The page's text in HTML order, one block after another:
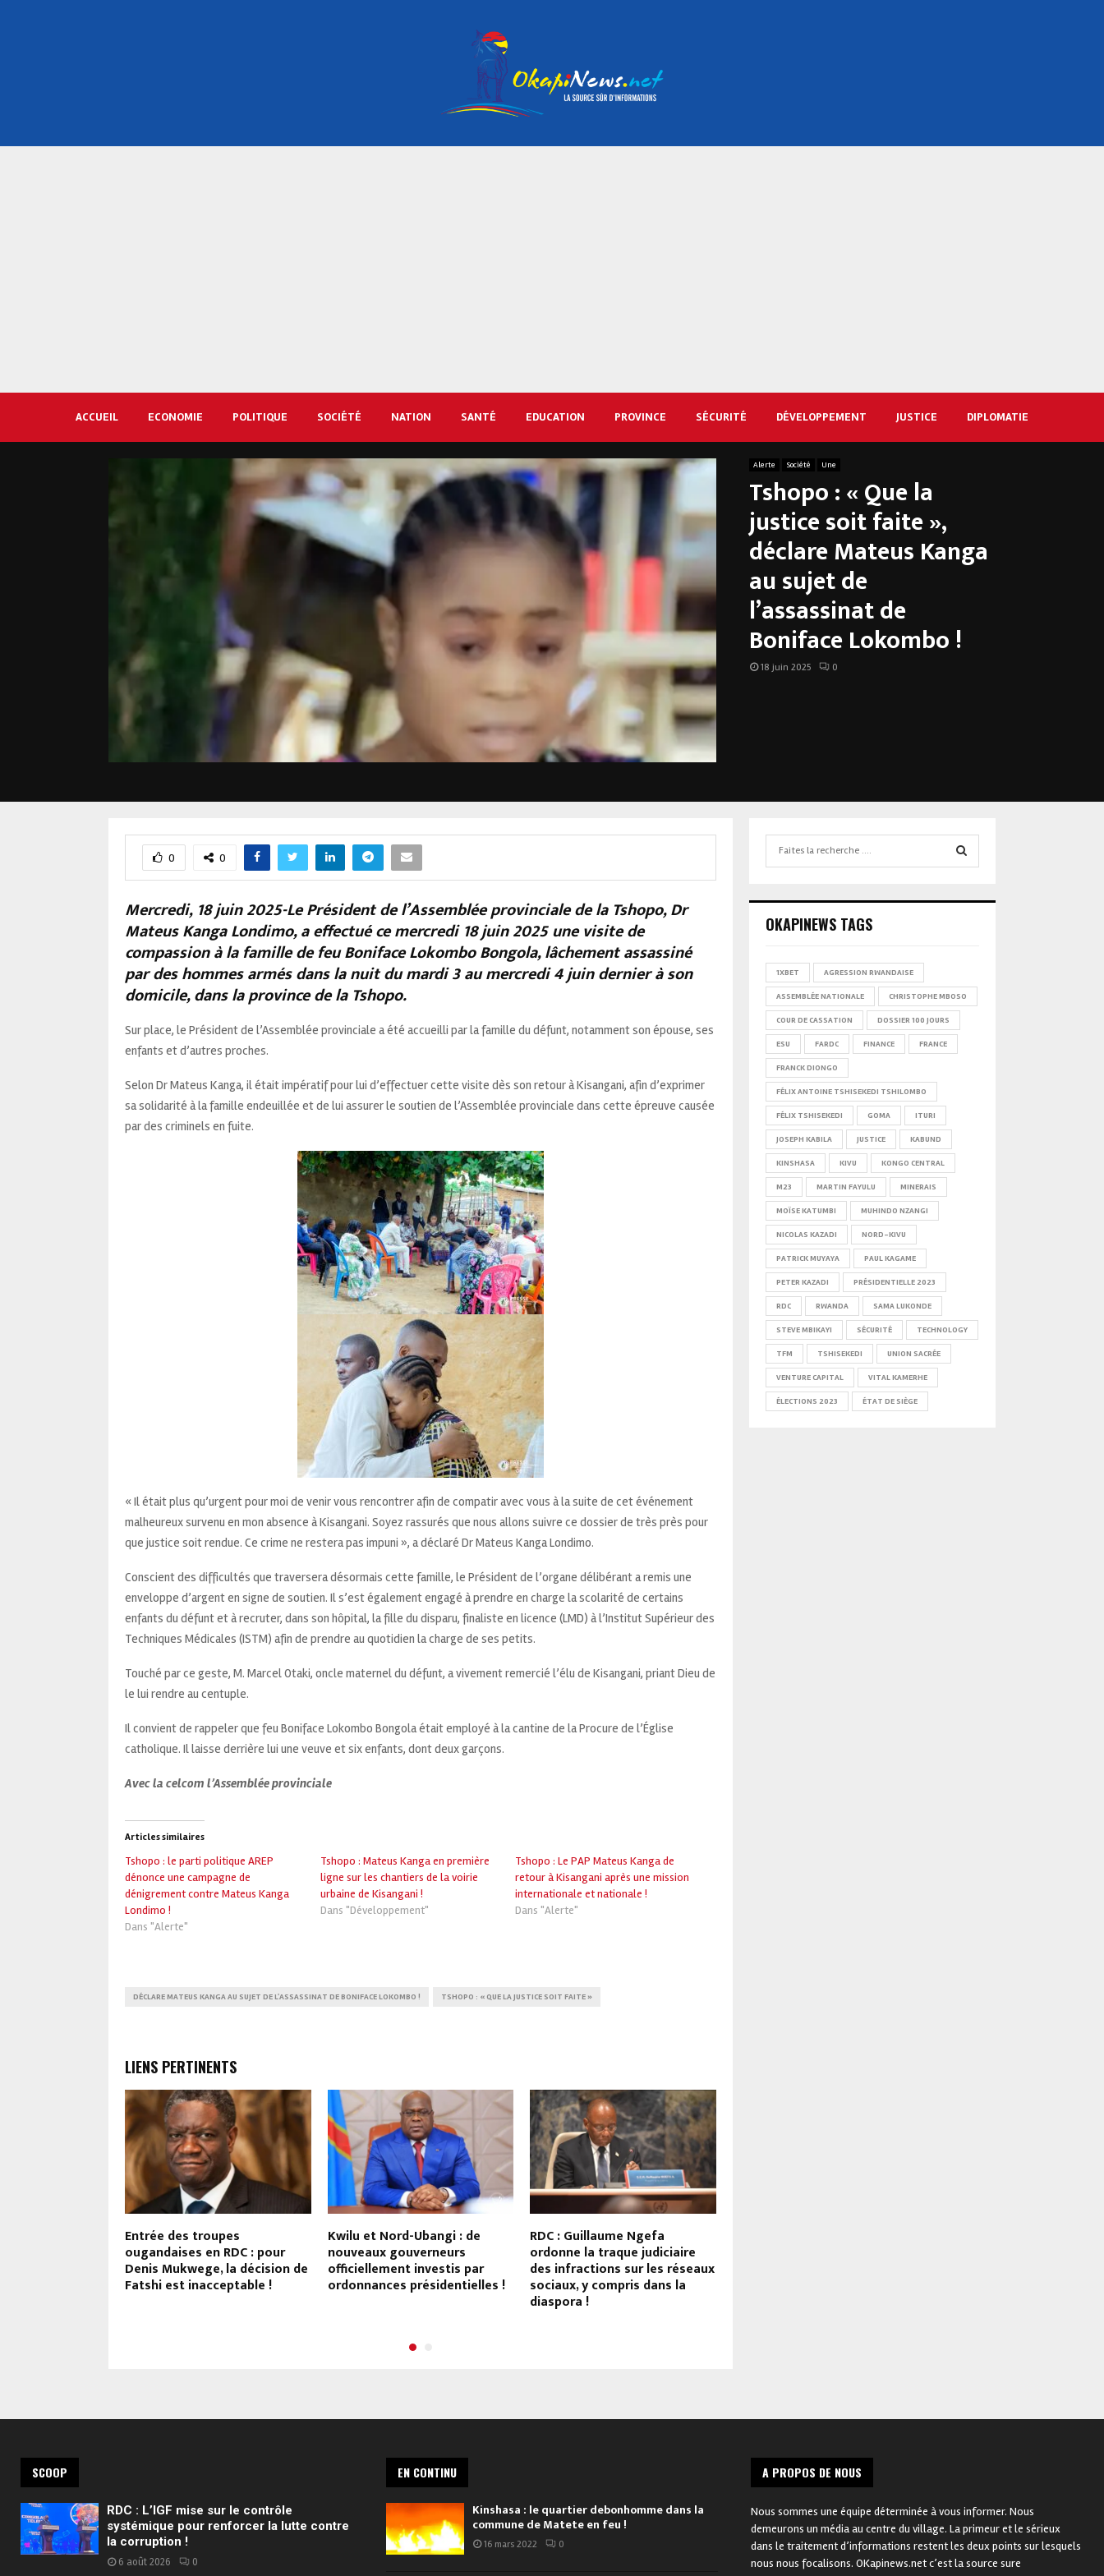
ACCUEIL ECONOMIE POLITIQUE SOCIÉTÉ NATION SANTÉ EDUCATION PROVINCE SÉCURITÉ DÉVELOPPEMENT JUSTICE DIPLOMATIE
Alerte Société Une
Tshopo : « Que la
justice soit faite »,
déclare Mateus Kanga
au sujet de
l’assassinat de
Boniface Lokombo !
18 juin 2025 0
0 0
Mercredi, 18 juin 2025-Le Président de l’Assemblée provinciale de la Tshopo, Dr
Mateus Kanga Londimo, a effectué ce mercredi 18 juin 2025 une visite de
compassion à la famille de feu Boniface Lokombo Bongola, lâchement assassiné
par des hommes armés dans la nuit du mardi 3 au mercredi 4 juin dernier à son
domicile, dans la province de la Tshopo.
Sur place, le Président de l’Assemblée provinciale a été accueilli par la famille du défunt, notamment son épouse, ses
enfants et d’autres proches.
Selon Dr Mateus Kanga, il était impératif pour lui d’effectuer cette visite dès son retour à Kisangani, afin d’exprimer
sa solidarité à la famille endeuillée et de lui assurer le soutien de l’Assemblée provinciale dans cette épreuve causée
par des criminels en fuite.
« Il était plus qu’urgent pour moi de venir vous rencontrer afin de compatir avec vous à la suite de cet événement
malheureux survenu en mon absence à Kisangani. Soyez rassurés que nous allons suivre ce dossier de très près pour
que justice soit rendue. Ce crime ne restera pas impuni », a déclaré Dr Mateus Kanga Londimo.
Conscient des difficultés que traversera désormais cette famille, le Président de l’organe délibérant a remis une
enveloppe d’argent en signe de soutien. Il s’est également engagé à prendre en charge la scolarité de certains
enfants du défunt et à recruter, dans son hôpital, la fille du disparu, finaliste en licence (LMD) à l’Institut Supérieur des
Techniques Médicales (ISTM) afin de prendre au quotidien la charge de ses petits.
Touché par ce geste, M. Marcel Otaki, oncle maternel du défunt, a vivement remercié l’élu de Kisangani, priant Dieu de
le lui rendre au centuple.
Il convient de rappeler que feu Boniface Lokombo Bongola était employé à la cantine de la Procure de l’Église
catholique. Il laisse derrière lui une veuve et six enfants, dont deux garçons.
Avec la celcom l’Assemblée provinciale
Articles similaires
Tshopo : le parti politique AREP
dénonce une campagne de
dénigrement contre Mateus Kanga
Londimo !
Dans "Alerte"
Tshopo : Mateus Kanga en première
ligne sur les chantiers de la voirie
urbaine de Kisangani !
Dans "Développement"
Tshopo : Le PAP Mateus Kanga de
retour à Kisangani après une mission
internationale et nationale !
Dans "Alerte"
DÉCLARE MATEUS KANGA AU SUJET DE L'ASSASSINAT DE BONIFACE LOKOMBO ! TSHOPO : « QUE LA JUSTICE SOIT FAITE »
LIENS PERTINENTS
Entrée des troupes
ougandaises en RDC : pour
Denis Mukwege, la décision de
Fatshi est inacceptable !
Kwilu et Nord-Ubangi : de
nouveaux gouverneurs
officiellement investis par
ordonnances présidentielles !
RDC : Guillaume Ngefa
ordonne la traque judiciaire
des infractions sur les réseaux
sociaux, y compris dans la
diaspora !
OKAPINEWS TAGS
1XBET AGRESSION RWANDAISE
ASSEMBLÉE NATIONALE CHRISTOPHE MBOSO
COUR DE CASSATION DOSSIER 100 JOURS
ESU FARDC FINANCE FRANCE
FRANCK DIONGO
FÉLIX ANTOINE TSHISEKEDI TSHILOMBO
FÉLIX TSHISEKEDI GOMA ITURI
JOSEPH KABILA JUSTICE KABUND
KINSHASA KIVU KONGO CENTRAL
M23 MARTIN FAYULU MINERAIS
MOÏSE KATUMBI MUHINDO NZANGI
NICOLAS KAZADI NORD-KIVU
PATRICK MUYAYA PAUL KAGAME
PETER KAZADI PRÉSIDENTIELLE 2023
RDC RWANDA SAMA LUKONDE
STEVE MBIKAYI SÉCURITÉ TECHNOLOGY
TFM TSHISEKEDI UNION SACRÉE
VENTURE CAPITAL VITAL KAMERHE
ÉLECTIONS 2023 ÉTAT DE SIÈGE
SCOOP
RDC : L’IGF mise sur le contrôle
systémique pour renforcer la lutte contre
la corruption !
6 août 2026 0
EN CONTINU
Kinshasa : le quartier debonhomme dans la
commune de Matete en feu !
16 mars 2022 0
A PROPOS DE NOUS
Nous sommes une équipe déterminée à vous informer. Nous
demeurons un média au centre du village. La primeur et le sérieux
dans le traitement d’informations restent les deux points sur lesquels
nous nous focalisons. OKapinews.net c’est la source sure